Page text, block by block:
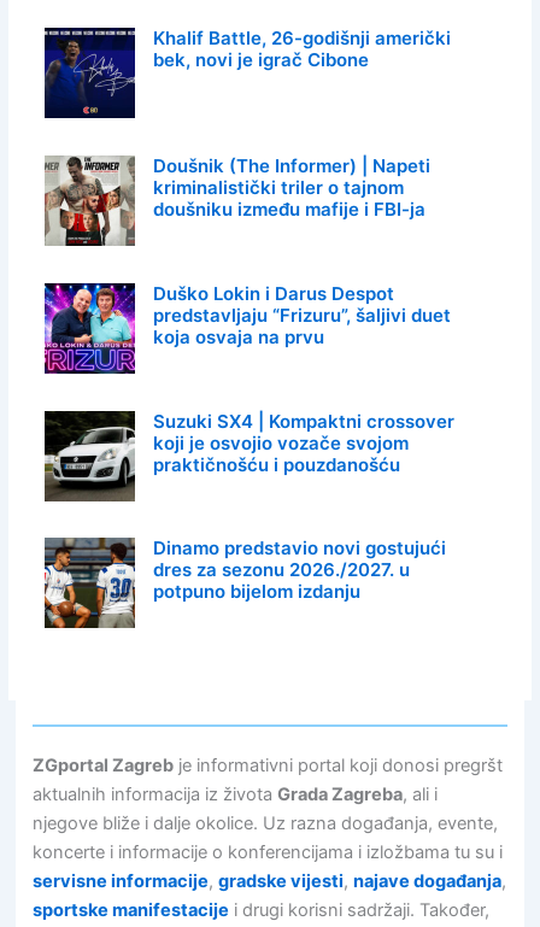
Khalif Battle, 26-godišnji američki
bek, novi je igrač Cibone
Doušnik (The Informer) | Napeti
kriminalistički triler o tajnom
doušniku između mafije i FBI-ja
Duško Lokin i Darus Despot
predstavljaju “Frizuru”, šaljivi duet
koja osvaja na prvu
Suzuki SX4 | Kompaktni crossover
koji je osvojio vozače svojom
praktičnošću i pouzdanošću
Dinamo predstavio novi gostujući
dres za sezonu 2026./2027. u
potpuno bijelom izdanju
ZGportal Zagreb je informativni portal koji donosi pregršt
aktualnih informacija iz životaGrada Zagreba, ali i
njegove bliže i dalje okolice. Uz razna događanja, evente,
koncerte i informacije o konferencijama i izložbama tu su i
servisne informacije,gradske vijesti,najave događanja,
sportske manifestacije i drugi korisni sadržaji. Također,